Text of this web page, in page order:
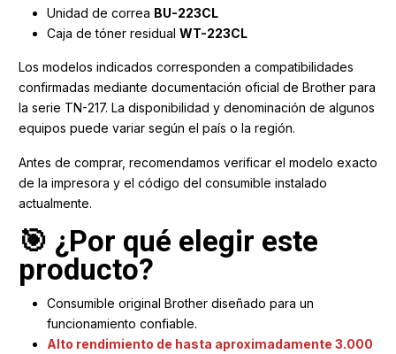
Unidad de correa BU-223CL
Caja de tóner residual WT-223CL
Los modelos indicados corresponden a compatibilidades
confirmadas mediante documentación oficial de Brother para
la serie TN-217. La disponibilidad y denominación de algunos
equipos puede variar según el país o la región.
Antes de comprar, recomendamos verificar el modelo exacto
de la impresora y el código del consumible instalado
actualmente.
🎯 ¿Por qué elegir este
producto?
Consumible original Brother diseñado para un
funcionamiento confiable.
Alto rendimiento de hasta aproximadamente 3.000